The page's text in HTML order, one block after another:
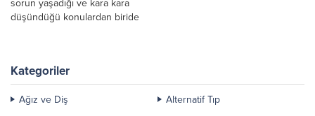
sorun yaşadığı ve kara kara
düşündüğü konulardan biride
Kategoriler
Ağız ve Diş
Alternatif Tıp